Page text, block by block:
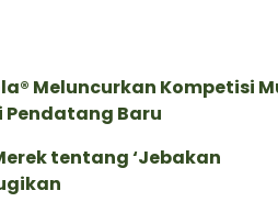
Meluncurkan Kompetisi
Pendatang Baru
tentang ‘Jebakan